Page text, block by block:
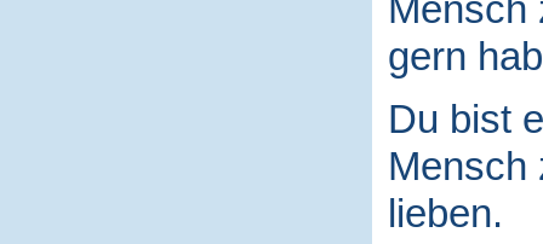
gern
Du bist
Mensch
lieben.